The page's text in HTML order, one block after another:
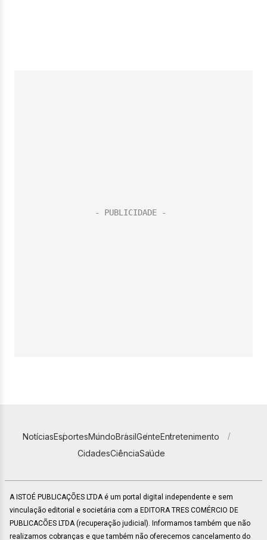
NotíciasEsportesMundoBrasilGenteEntretenimento
CidadesCiênciaSaúde
A ISTOÉ PUBLICAÇÕES LTDA é um portal digital independente e sem
vinculação editorial e societária com a EDITORA TRES COMÉRCIO DE
PUBLICACÕES LTDA (recuperação judicial). Informamos também que não
realizamos cobranças e que também não oferecemos cancelamento do